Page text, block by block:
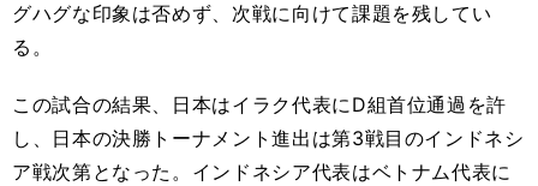
グハグな印象は否めず、次戦に向けて課題を残してい
る。
この試合の結果、日本はイラク代表にD組首位通過を許
し、日本の決勝トーナメント進出は第3戦目のインドネシ
ア戦次第となった。インドネシア代表はベトナム代表に